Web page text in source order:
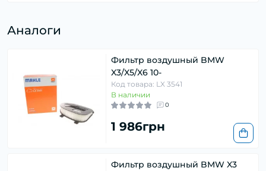
Аналоги
Фильтр воздушный BMW
X3/X5/X6 10-
Код товара: LX 3541
В наличии
0
1 986грн
Фильтр воздушный BMW X3